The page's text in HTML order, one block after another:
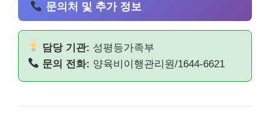
문의처 및 추가 정보
담당 기관: 성평등가족부
문의 전화: 양육비이행관리원/1644-6621